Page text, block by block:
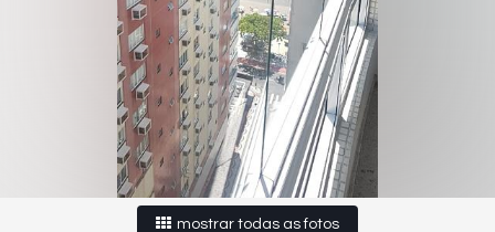
mostrar todas as fotos